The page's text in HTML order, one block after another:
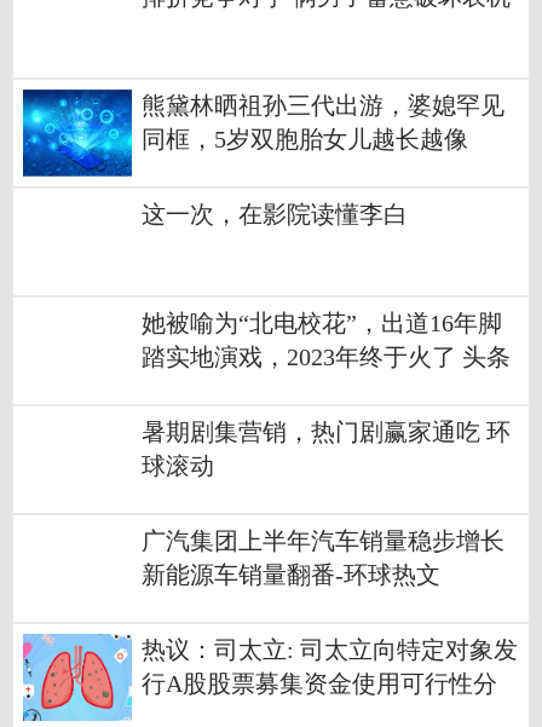
熊黛林晒祖孙三代出游，婆媳罕见
同框，5岁双胞胎女儿越长越像
这一次，在影院读懂李白
她被喻为“北电校花”，出道16年脚
踏实地演戏，2023年终于火了 头条
暑期剧集营销，热门剧赢家通吃 环
球滚动
广汽集团上半年汽车销量稳步增长
新能源车销量翻番-环球热文
热议：司太立: 司太立向特定对象发
行A股股票募集资金使用可行性分